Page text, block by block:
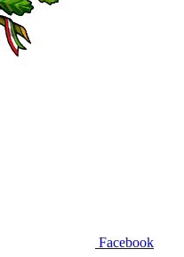
Facebook